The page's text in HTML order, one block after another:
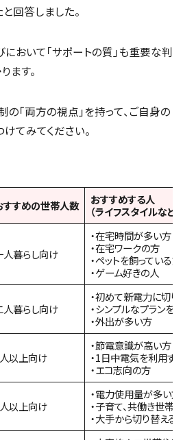
回答しました。
において「サポートの質」も重要な判
ます。
「両方の視点」を持って、ご自身の
てみてください。
すすめの世帯人数
おすすめする人
（ライフスタイルなど）
人暮らし向け
・在宅時間が多い方
・在宅ワークの方
・ペットを飼っている方
・ゲーム好きの人
人暮らし向け
・初めて新電力に切り
・シンプルなプランを
・外出が多い方
以上向け
・節電意識が高い方
・1日中電気を利用す
・エコ志向の方
以上向け
・電力使用量が多い方
・子育て、共働き世帯
・大手から切り替える